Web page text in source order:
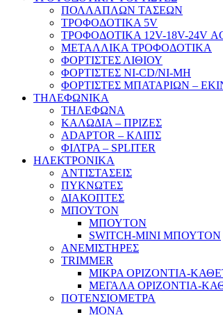
ΠΟΛΛΑΠΛΩΝ ΤΑΣΕΩΝ
ΤΡΟΦΟΔΟΤΙΚΑ 5V
ΤΡΟΦΟΔΟΤΙΚΑ 12V-18V-24V
ΜΕΤΑΛΛΙΚΑ ΤΡΟΦΟΔΟΤΙΚΑ
ΦΟΡΤΙΣΤΕΣ ΛΙΘΙΟΥ
ΦΟΡΤΙΣΤΕΣ NI-CD/NI-MH
ΦΟΡΤΙΣΤΕΣ ΜΠΑΤΑΡΙΩΝ –
ΤΗΛΕΦΩΝΙΚΑ
ΤΗΛΕΦΩΝΑ
ΚΑΛΩΔΙΑ – ΠΡΙΖΕΣ
ADAPTOR – ΚΛΙΠΣ
ΦΙΛΤΡΑ – SPLITER
ΗΛΕΚΤΡΟΝΙΚΑ
ΑΝΤΙΣΤΑΣΕΙΣ
ΠΥΚΝΩΤΕΣ
ΔΙΑΚΟΠΤΕΣ
ΜΠΟΥΤΟΝ
ΜΠΟΥΤΟΝ
SWITCH-MINI ΜΠΟΥΤΟΝ
ΑΝΕΜΙΣΤΗΡΕΣ
TRIMMER
ΜΙΚΡΑ ΟΡΙΖΟΝΤΙΑ-
ΜΕΓΑΛΑ ΟΡΙΖΟΝΤΙΑ-
ΠΟΤΕΝΣΙΟΜΕΤΡΑ
ΜΟΝΑ